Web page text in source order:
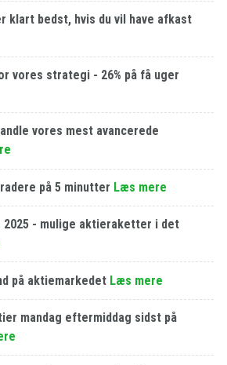
klart bedst, hvis du vil have afkast
vores strategi - 26% på få uger
vores mest avancerede
på 5 minutter Læs mere
2025 - mulige aktieraketter i det
på aktiemarkedet Læs mere
mandag eftermiddag sidst på